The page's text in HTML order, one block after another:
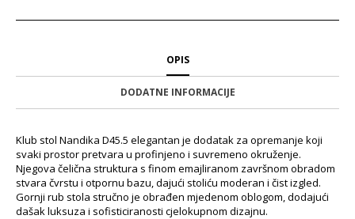
OPIS
DODATNE INFORMACIJE
Klub stol Nandika D45.5 elegantan je dodatak za opremanje koji
svaki prostor pretvara u profinjeno i suvremeno okruženje.
Njegova čelična struktura s finom emajliranom završnom obradom
stvara čvrstu i otpornu bazu, dajući stoliću moderan i čist izgled.
Gornji rub stola stručno je obrađen mjedenom oblogom, dodajući
dašak luksuza i sofisticiranosti cjelokupnom dizajnu.